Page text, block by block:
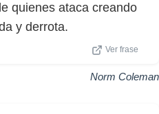
quienes ataca creando
y derrota.
Ver frase
Norm Coleman